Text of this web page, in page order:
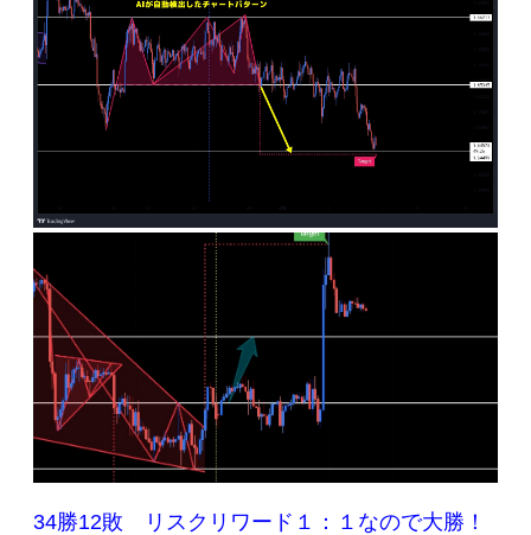
34勝12敗 リスクリワード１：１なので大勝！